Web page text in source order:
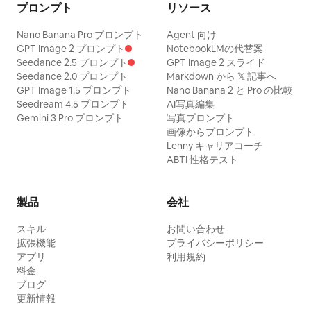
プロンプト
Nano Banana Pro プロンプト
GPT Image 2 プロンプト
Seedance 2.5 プロンプト
Seedance 2.0 プロンプト
GPT Image 1.5 プロンプト
Seedream 4.5 プロンプト
Gemini 3 Pro プロンプト
リソース
Agent 向け
NotebookLMの代替案
GPT Image 2 スライド
Markdown から 𝕏 記事へ
Nano Banana 2 と Pro の比較
AI写真編集
写真プロンプト
画像からプロンプト
Lenny キャリアコーチ
ABTI 性格テスト
製品
スキル
拡張機能
アプリ
料金
ブログ
更新情報
会社
お問い合わせ
プライバシーポリシー
利用規約